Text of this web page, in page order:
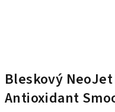
Bleskový
Antioxidant